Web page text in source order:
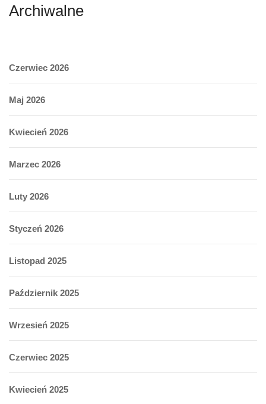
Archiwalne
Czerwiec 2026
Maj 2026
Kwiecień 2026
Marzec 2026
Luty 2026
Styczeń 2026
Listopad 2025
Październik 2025
Wrzesień 2025
Czerwiec 2025
Kwiecień 2025